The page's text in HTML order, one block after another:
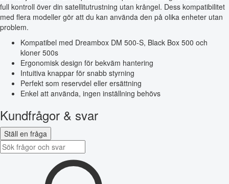
full kontroll över din satellitutrustning utan krångel. Dess kompatibilitet
med flera modeller gör att du kan använda den på olika enheter utan
problem.
Kompatibel med Dreambox DM 500-S, Black Box 500 och
kloner 500s
Ergonomisk design för bekväm hantering
Intuitiva knappar för snabb styrning
Perfekt som reservdel eller ersättning
Enkel att använda, ingen inställning behövs
Kundfrågor & svar
Ställ en fråga